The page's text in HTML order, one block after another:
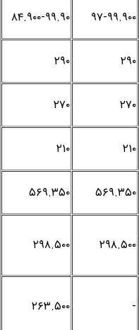
۹۷-۹۹.۹۰۰ ۸۴.۹۰۰-۹۹.۹۰
۲۹۰ ۲۹۰
۲۷۰ ۲۷۰
۲۱۰ ۲۱۰
۵۶۹.۳۵۰ ۵۶۹.۳۵۰
۲۹۸.۵۰۰ ۲۹۸.۵۰۰
- ۲۶۳.۵۰۰